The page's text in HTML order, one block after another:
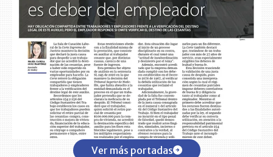
Ver más portadas